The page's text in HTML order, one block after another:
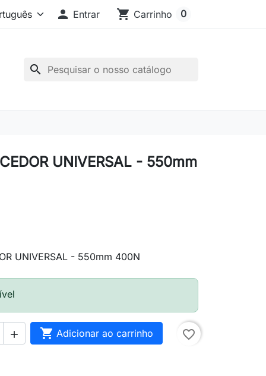
 Entrar shopping_cart Carrinho 0
search
UNIVERSAL - 550mm
UNIVERSAL - 550mm 400N
  Adicionar ao carrinho favorite_border